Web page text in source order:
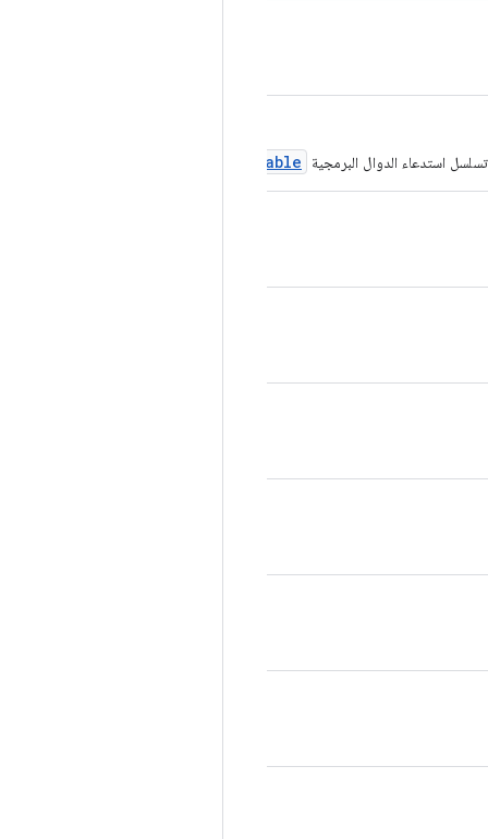
استدعاء الدوال البرمجية Throwable